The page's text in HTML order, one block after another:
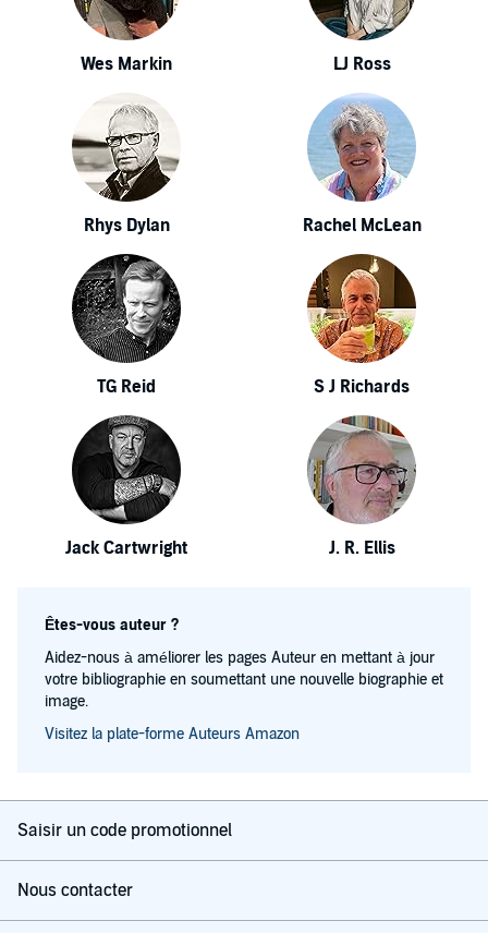
Wes Markin LJ Ross
Rhys Dylan Rachel McLean
TG Reid S J Richards
Jack Cartwright J. R. Ellis
Êtes-vous auteur ?
Aidez-nous à améliorer les pages Auteur en mettant à jour
votre bibliographie en soumettant une nouvelle biographie et
image.
Visitez la plate-forme Auteurs Amazon
Saisir un code promotionnel
Nous contacter